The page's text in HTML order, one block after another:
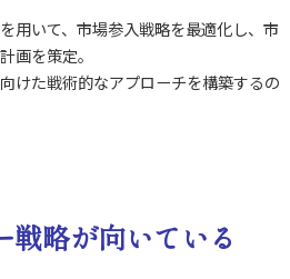
用いて、市場参入戦略を最適化し、市
画を策定。
けた戦術的なアプローチを構築するの
戦略が向いている